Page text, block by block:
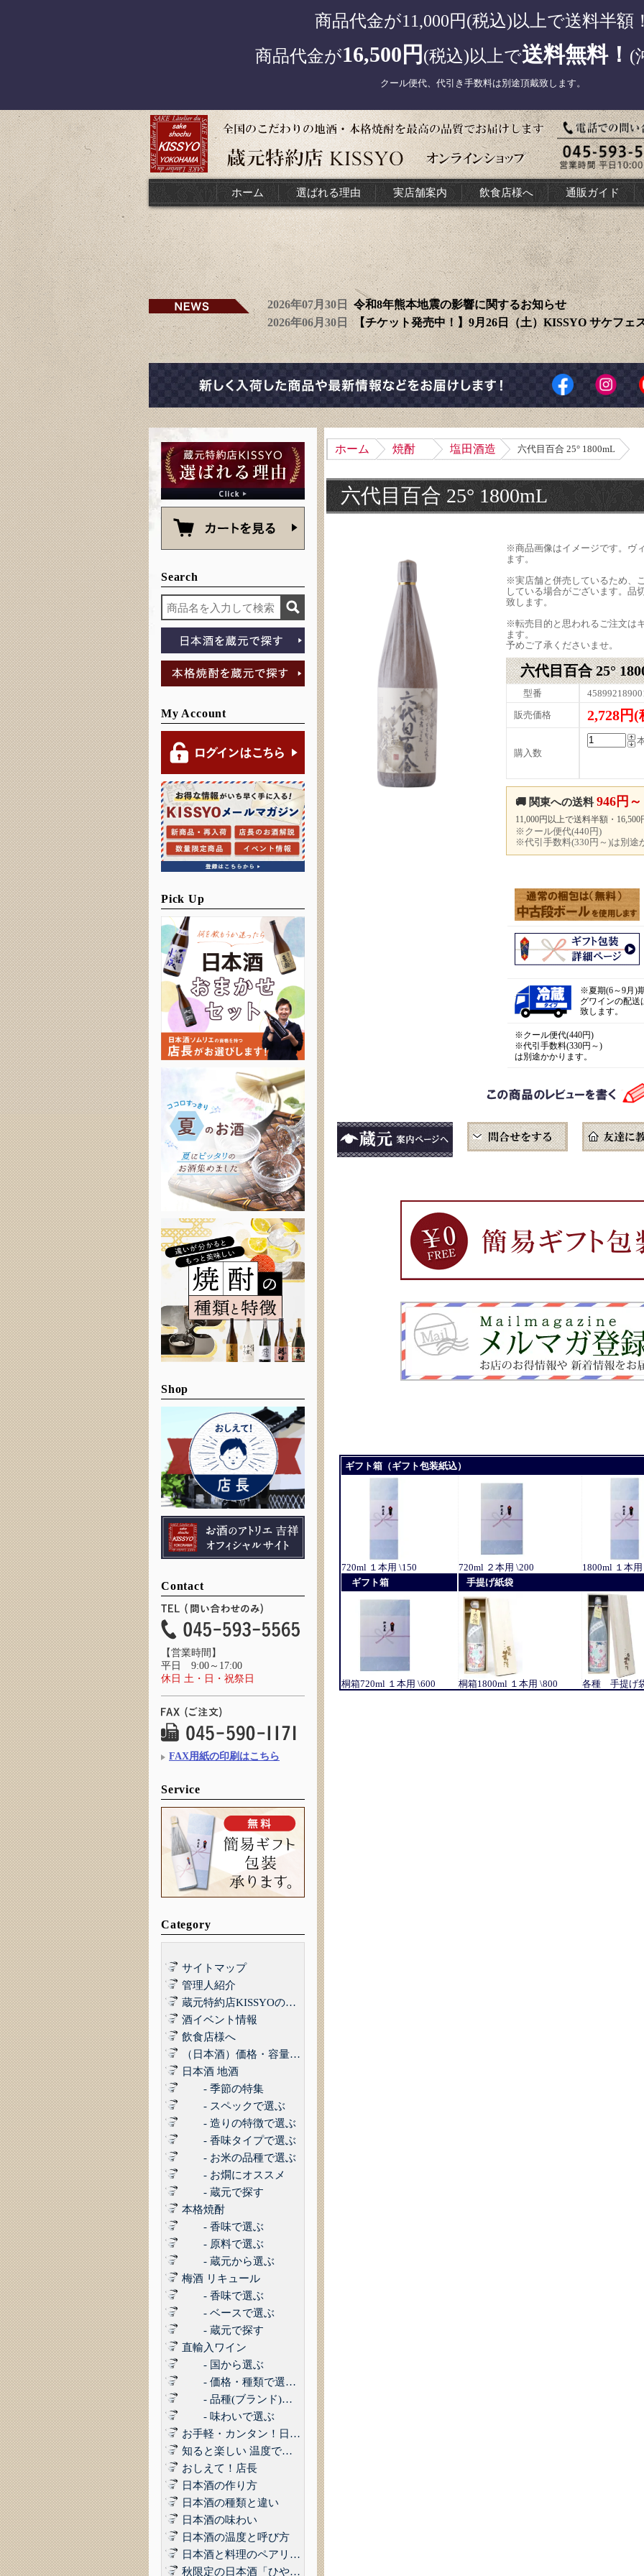
商品代金が11,000円(税込)以上で送料半額
商品代金が16,500円 (税込)以上で送料無料！ (
クール便代、代引き手数料は別途頂戴致します。
ホーム 選ばれる理由 実店舗案内 飲食店様へ 通販ガイド
2026年07月30日令和8年熊本地震の影響に関するお知らせ
2026年06月30日【チケット発売中！】9月26日（土）KISSYO サケフェ
Search
My Account
Pick Up
Shop
Contact
【営業時間】
平日 9:00～17:00
休日 土・日・祝祭日
FAX用紙の印刷はこちら
Service
Category
サイトマップ
管理人紹介
蔵元特約店KISSYOの品質管理について｜最高の品質でお届けするために
酒イベント情報
飲食店様へ
（日本酒）価格・容量で選ぶ
日本酒 地酒
- 季節の特集
- スペックで選ぶ
- 造りの特徴で選ぶ
- 香味タイプで選ぶ
- お米の品種で選ぶ
- お燗にオススメ
- 蔵元で探す
本格焼酎
- 香味で選ぶ
- 原料で選ぶ
- 蔵元から選ぶ
梅酒 リキュール
- 香味で選ぶ
- ベースで選ぶ
- 蔵元で探す
直輸入ワイン
- 国から選ぶ
- 価格・種類で選ぶ(赤,白,ロゼ,スパークリング)
- 品種(ブランド)で選ぶ
- 味わいで選ぶ
お手軽・カンタン！日本酒に合うコンビニおつまみ3選 Vol.1
知ると楽しい 温度で楽しむ日本酒
おしえて！店長
日本酒の作り方
日本酒の種類と違い
日本酒の味わい
日本酒の温度と呼び方
日本酒と料理のペアリング
秋限定の日本酒「ひやおろし」
ホーム 焼酎 塩田酒造 六代目百合 25° 1800mL
六代目百合 25° 1800mL
※商品画像はイメージです。ヴ
ます。
※実店舗と併売しているため、
している場合がございます。品
致します。
※転売目的と思われるご注文は
ます。
予めご了承くださいませ。
六代目百合 25°
型番
販売価格
2,728円(
購入数
🚚 関東への送料 946円～
11,000円以上で送料半額・
※クール便代(440円)
※代引手数料(330円～)は別途
※夏期(6～9月)
グワインの配送
致します。
※クール便代(440円)
※代引手数料(330円～)
は別途かかります。
ギフト箱（ギフト包装紙込）
720ml １本用 \150 720ml ２本用 \200
1800ml １本
ギフト箱
手提げ紙袋
桐箱720ml １本用 \600 桐箱1800ml １本用 \800 各種 手提げ